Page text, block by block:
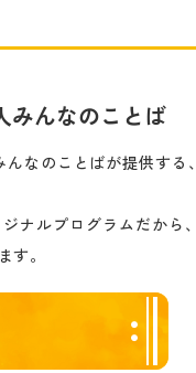
みんなのことば
んなのことばが提供す
ナルプログラムだから
。